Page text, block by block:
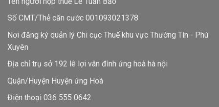
Số CMT/Thẻ căn cước 001093021378
Nơi đăng ký quản lý Chi cục Thuế khu vực Thường Tín - Phú
Xuyên
Địa chỉ trụ sở 192 lê lợi vân đình ứng hoà hà nội
Quận/Huyện Huyện ứng Hoà
Điện thoại 036 555 0642